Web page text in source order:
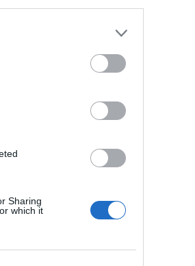
Sharing
which it
olvasása előfizetéses